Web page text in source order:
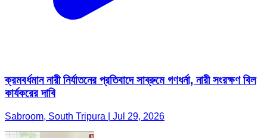
ক্রমবর্ধমান নারী নির্যাতনের প্রতিবাদে সাব্রুমে গণধর্না, নারী সংরক্ষণ বিল
কার্যকরের দাবি
Sabroom, South Tripura | Jul 29, 2026